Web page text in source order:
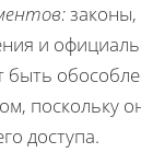
и
быть
поскольку
доступа.